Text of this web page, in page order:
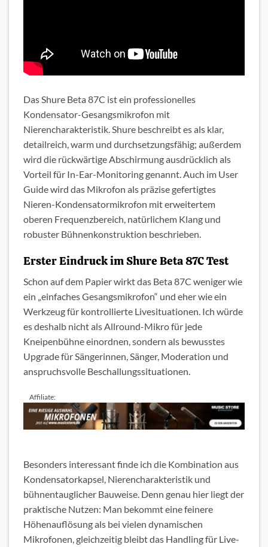
Das Shure Beta 87C ist ein professionelles
Kondensator-Gesangsmikrofon mit
Nierencharakteristik. Shure beschreibt es als klar,
detailreich, warm und durchsetzungsfähig; außerdem
wird die rückwärtige Abschirmung ausdrücklich als
Vorteil für In-Ear-Monitoring genannt. Auch im User
Guide wird das Mikrofon als präzise gefertigtes
Nieren-Kondensatormikrofon mit erweitertem
oberen Frequenzbereich, natürlichem Klang und
robuster Bühnenkonstruktion beschrieben.
Erster Eindruck im Shure Beta 87C Test
Schon auf dem Papier wirkt das Beta 87C weniger wie
ein „einfaches Gesangsmikrofon“ und eher wie ein
Werkzeug für kontrollierte Livesituationen. Ich würde
es deshalb nicht als Allround-Mikro für jede
Kneipenbühne einordnen, sondern als bewusstes
Upgrade für Sängerinnen, Sänger, Moderation und
anspruchsvolle Beschallungssituationen.
Affiliate:
Besonders interessant finde ich die Kombination aus
Kondensatorkapsel, Nierencharakteristik und
bühnentauglicher Bauweise. Denn genau hier liegt der
praktische Nutzen: Man bekommt eine feinere
Höhenauflösung als bei vielen dynamischen
Mikrofonen, gleichzeitig bleibt das Handling für Live-